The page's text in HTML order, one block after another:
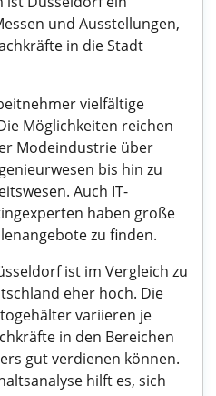
und Ausstellungen,
in die Stadt
vielfältige
Möglichkeiten reichen
Modeindustrie über
bis hin zu
Auch IT-
haben große
zu finden.
ist im Vergleich zu
eher hoch. Die
variieren je
in den Bereichen
gut verdienen können.
hilft es, sich